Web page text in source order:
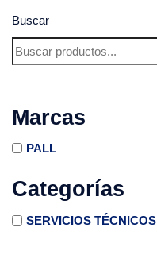
Buscar
Marcas
PALL
Categorías
SERVICIOS TÉCNICOS